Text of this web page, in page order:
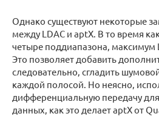
Однако существуют некоторые
между LDAC и aptX. В то время
четыре поддиапазона, максимум
Это позволяет добавить
следовательно, сгладить
каждой полосой. Но неясно,
дифференциальную передачу
данных, как это делает aptX от